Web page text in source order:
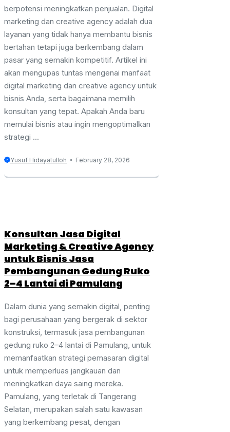
berpotensi meningkatkan penjualan. Digital
marketing dan creative agency adalah dua
layanan yang tidak hanya membantu bisnis
bertahan tetapi juga berkembang dalam
pasar yang semakin kompetitif. Artikel ini
akan mengupas tuntas mengenai manfaat
digital marketing dan creative agency untuk
bisnis Anda, serta bagaimana memilih
konsultan yang tepat. Apakah Anda baru
memulai bisnis atau ingin mengoptimalkan
strategi ...
Yusuf Hidayatulloh February 28, 2026
Konsultan Jasa Digital
Marketing & Creative Agency
untuk Bisnis Jasa
Pembangunan Gedung Ruko
2–4 Lantai di Pamulang
Dalam dunia yang semakin digital, penting
bagi perusahaan yang bergerak di sektor
konstruksi, termasuk jasa pembangunan
gedung ruko 2–4 lantai di Pamulang, untuk
memanfaatkan strategi pemasaran digital
untuk memperluas jangkauan dan
meningkatkan daya saing mereka.
Pamulang, yang terletak di Tangerang
Selatan, merupakan salah satu kawasan
yang berkembang pesat, dengan